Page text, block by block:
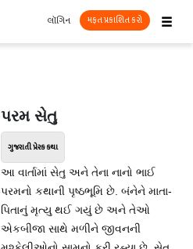
☰
લૉગિન મફત પ્રકાશિત કરો
પરમ સેતુ
ગુજરાતી પ્રેરક કથા
આ વાર્તામાં સેતુ અને તેના નાનો ભાઈ
પરમનો કથાની પૃષ્ઠભૂમિ છે. બંનેને માતા-
પિતાનું મૃત્યુ થઈ ગયું છે અને તેઓ
એકબીજા સાથે મળીને જીવનની